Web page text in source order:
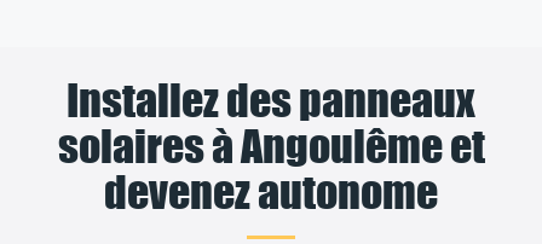
Installez des panneaux
solaires à Angoulême et
devenez autonome